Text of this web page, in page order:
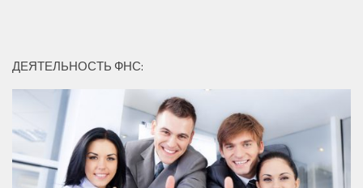
ДЕЯТЕЛЬНОСТЬ ФНС: